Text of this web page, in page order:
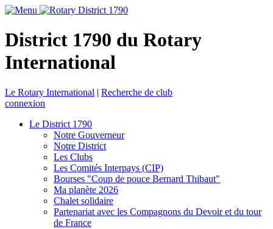
District 1790 du Rotary
International
Le Rotary International | Recherche de club
connexion
Le District 1790
Notre Gouverneur
Notre District
Les Clubs
Les Comités Interpays (CIP)
Bourses "Coup de pouce Bernard Thibaut"
Ma planète 2026
Chalet solidaire
Partenariat avec les Compagnons du Devoir et du tour
de France